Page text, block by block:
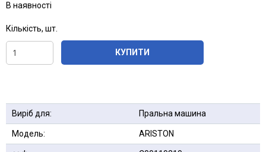
В наявності
Кількість, шт.
КУПИТИ
Виріб для: Пральна машина
Модель: ARISTON